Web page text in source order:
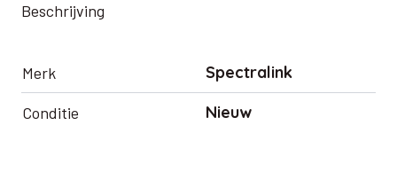
Beschrijving
Merk Spectralink
Conditie Nieuw